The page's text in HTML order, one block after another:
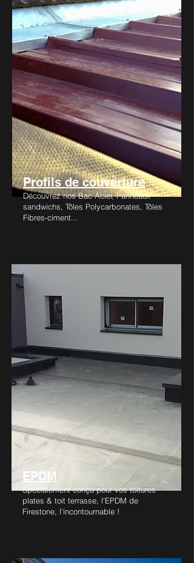
Profils de couverture
Découvrez nos Bac Acier, Panneaux
sandwichs, Tôles Polycarbonates, Tôles
Fibres-ciment...
EPDM
Spécialement conçu pour vos toitures
plates & toit terrasse, l'EPDM de
Firestone, l'incontournable !